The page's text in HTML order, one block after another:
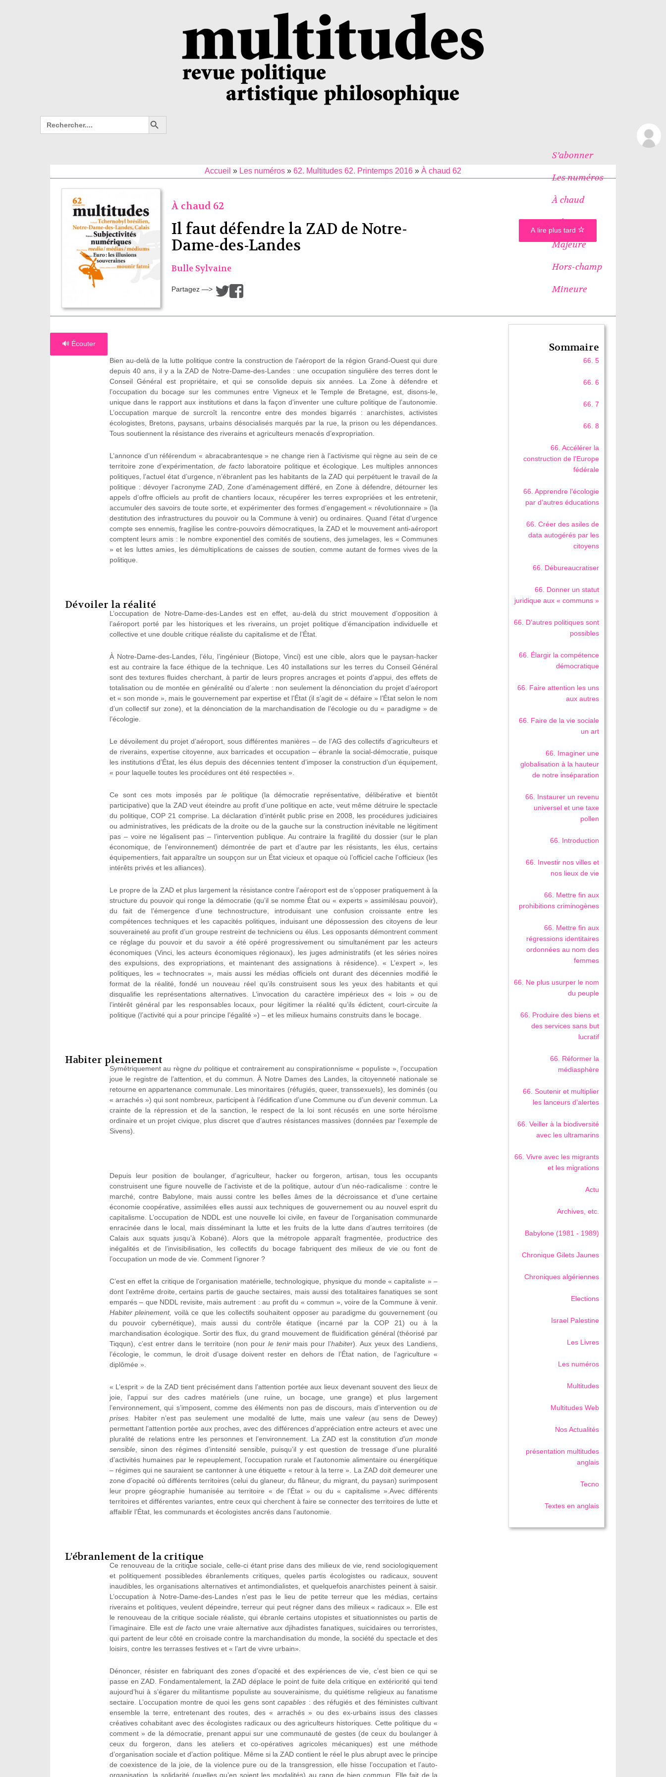
Search
for:
Search Button
S’abonner
Les numéros
À chaud
Icônes
Majeure
Hors-champ
Mineure
Accueil » Les numéros» 62. Multitudes 62. Printemps 2016» À chaud 62
À chaud 62
Il faut défendre la ZAD de Notre-
Dame-des-Landes
Bulle Sylvaine
Partagez —> /
🔊 Écouter
Bien au-delà de la lutte politique contre la construction de l’aéroport de la région Grand-Ouest qui dure
depuis 40 ans, il y a la ZAD de Notre-Dame-des-Landes : une occupation singulière des terres dont le
Conseil Général est propriétaire, et qui se consolide depuis six années. La Zone à défendre et
l’occupation du bocage sur les communes entre Vigneux et le Temple de Bretagne, est, disons-le,
unique dans le rapport aux institutions et dans la façon d’inventer une culture politique de l’autonomie.
L’occupation marque de surcroît la rencontre entre des mondes bigarrés : anarchistes, activistes
écologistes, Bretons, paysans, urbains désocialisés marqués par la rue, la prison ou les dépendances.
Tous soutiennent la résistance des riverains et agriculteurs menacés d’expropriation.
L’annonce d’un référendum « abracabrantesque » ne change rien à l’activisme qui règne au sein de ce
territoire zone d’expérimentation,de facto laboratoire politique et écologique. Les multiples annonces
politiques, l’actuel état d’urgence, n’ébranlent pas les habitants de la ZAD qui perpétuent le travail dela
politique : dévoyer l’acronyme ZAD, Zone d’aménagement différé, en Zone à défendre, détourner les
appels d’offre officiels au profit de chantiers locaux, récupérer les terres expropriées et les entretenir,
accumuler des savoirs de toute sorte, et expérimenter des formes d’engagement « révolutionnaire » (la
destitution des infrastructures du pouvoir ou la Commune à venir) ou ordinaires. Quand l’état d’urgence
compte ses ennemis, fragilise les contre-pouvoirs démocratiques, la ZAD et le mouvement anti-aéroport
comptent leurs amis : le nombre exponentiel des comités de soutiens, des jumelages, les « Communes
» et les luttes amies, les démultiplications de caisses de soutien, comme autant de formes vives de la
politique.
Dévoiler la réalité
L’occupation de Notre-Dame-des-Landes est en effet, au-delà du strict mouvement d’opposition à
l’aéroport porté par les historiques et les riverains, un projet politique d’émancipation individuelle et
collective et une double critique réaliste du capitalisme et de l’État.
À Notre-Dame-des-Landes, l’élu, l’ingénieur (Biotope, Vinci) est une cible, alors que le paysan-hacker
est au contraire la face éthique de la technique. Les 40 installations sur les terres du Conseil Général
sont des textures fluides cherchant, à partir de leurs propres ancrages et points d’appui, des effets de
totalisation ou de montée en généralité ou d’alerte : non seulement la dénonciation du projet d’aéroport
et « son monde », mais le gouvernement par expertise et l’État (il s’agit de « défaire » l’État selon le nom
d’un collectif sur zone), et la dénonciation de la marchandisation de l’écologie ou du « paradigme » de
l’écologie.
Le dévoilement du projet d’aéroport, sous différentes manières – de l’AG des collectifs d’agriculteurs et
de riverains, expertise citoyenne, aux barricades et occupation – ébranle la social-démocratie, puisque
les institutions d’État, les élus depuis des décennies tentent d’imposer la construction d’un équipement,
« pour laquelle toutes les procédures ont été respectées ».
Ce sont ces mots imposés par lepolitique (la démocratie représentative, délibérative et bientôt
participative) que la ZAD veut éteindre au profit d’une politique en acte, veut même détruire le spectacle
du politique, COP 21 comprise. La déclaration d’intérêt public prise en 2008, les procédures judiciaires
ou administratives, les prédicats de la droite ou de la gauche sur la construction inévitable ne légitiment
pas – voire ne légalisent pas – l’intervention publique. Au contraire la fragilité du dossier (sur le plan
économique, de l’environnement) démontrée de part et d’autre par les résistants, les élus, certains
équipementiers, fait apparaître un soupçon sur un État vicieux et opaque où l’officiel cache l’officieux (les
intérêts privés et les alliances).
Le propre de la ZAD et plus largement la résistance contre l’aéroport est de s’opposer pratiquement à la
structure du pouvoir qui ronge la démocratie (qu’il se nomme État ou « experts » assimilésau pouvoir),
du fait de l’émergence d’une technostructure, introduisant une confusion croissante entre les
compétences techniques et les capacités politiques, induisant une dépossession des citoyens de leur
souveraineté au profit d’un groupe restreint de techniciens ou élus. Les opposants démontrent comment
ce réglage du pouvoir et du savoir a été opéré progressivement ou simultanément par les acteurs
économiques (Vinci, les acteurs économiques régionaux), les juges administratifs (et les séries noires
des expulsions, des expropriations, et maintenant des assignations à résidence). « L’expert », les
politiques, les « technocrates », mais aussi les médias officiels ont durant des décennies modifié le
format de la réalité, fondé un nouveau réel qu’ils construisent sous les yeux des habitants et qui
disqualifie les représentations alternatives. L’invocation du caractère impérieux des « lois » ou de
l’intérêt général par les responsables locaux, pour légitimer la réalité qu’ils édictent, court-circuitela
politique (l’activité qui a pour principe l’égalité ») – et les milieux humains construits dans le bocage.
Habiter pleinement
Symétriquement au règnedu politique et contrairement au conspirationnisme « populiste », l’occupation
joue le registre de l’attention, et du commun. À Notre Dames des Landes, la citoyenneté nationale se
retourne en appartenance communale. Les minoritaires (réfugiés, queer, transsexuels), les dominés (ou
« arrachés ») qui sont nombreux, participent à l’édification d’une Commune ou d’un devenir commun. La
crainte de la répression et de la sanction, le respect de la loi sont récusés en une sorte héroïsme
ordinaire et un projet civique, plus discret que d’autres résistances massives (données par l’exemple de
Sivens).
Depuis leur position de boulanger, d’agriculteur, hacker ou forgeron, artisan, tous les occupants
construisent une figure nouvelle de l’activiste et de la politique, autour d’un néo-radicalisme : contre le
marché, contre Babylone, mais aussi contre les belles âmes de la décroissance et d’une certaine
économie coopérative, assimilées elles aussi aux techniques de gouvernement ou au nouvel esprit du
capitalisme. L’occupation de NDDL est une nouvelle loi civile, en faveur de l’organisation communarde
enracinée dans le local, mais disséminant la lutte et les fruits de la lutte dans d’autres territoires (de
Calais aux squats jusqu’à Kobané). Alors que la métropole apparaît fragmentée, productrice des
inégalités et de l’invisibilisation, les collectifs du bocage fabriquent des milieux de vie ou font de
l’occupation un mode de vie. Comment l’ignorer ?
C’est en effet la critique de l’organisation matérielle, technologique, physique du monde « capitaliste » –
dont l’extrême droite, certains partis de gauche sectaires, mais aussi des totalitaires fanatiques se sont
emparés – que NDDL revisite, mais autrement : au profit du « commun », voire de la Commune à venir.
Habiter pleinement, voilà ce que les collectifs souhaitent opposer au paradigme du gouvernement (ou
du pouvoir cybernétique), mais aussi du contrôle étatique (incarné par la COP 21) ou à la
marchandisation écologique. Sortir des flux, du grand mouvement de fluidification général (théorisé par
Tiqqun), c’est entrer dans le territoire (non pour le tenirmais pour l’habiter). Aux yeux des Landiens,
l’écologie, le commun, le droit d’usage doivent rester en dehors de l’État nation, de l’agriculture «
diplômée ».
« L’esprit » de la ZAD tient précisément dans l’attention portée aux lieux devenant souvent des lieux de
joie, l’appui sur des cadres matériels (une ruine, un bocage, une grange) et plus largement
l’environnement, qui s’imposent, comme des éléments non pas de discours, mais d’intervention oude
prises.
Habiter n’est pas seulement une modalité de lutte, mais une valeur(au sens de Dewey)
permettant l’attention portée aux proches, avec des différences d’appréciation entre acteurs et avec une
pluralité de relations entre les personnes et l’environnement. La ZAD est la constitution d’un monde
sensible, sinon des régimes d’intensité sensible, puisqu’il y est question de tressage d’une pluralité
d’activités humaines par le repeuplement, l’occupation rurale et l’autonomie alimentaire ou énergétique
– régimes qui ne sauraient se cantonner à une étiquette « retour à la terre ». La ZAD doit demeurer une
zone d’opacité où différents territoires (celui du glaneur, du flâneur, du migrant, du paysan) surimposent
leur propre géographie humanisée au territoire « de l’État » ou du « capitalisme ».Avec différents
territoires et différentes variantes, entre ceux qui cherchent à faire se connecter des territoires de lutte et
affaiblir l’État, les communards et écologistes ancrés dans l’autonomie.
L’ébranlement de la critique
Ce renouveau de la critique sociale, celle-ci étant prise dans des milieux de vie, rend sociologiquement
et politiquement possibledes ébranlements critiques, queles partis écologistes ou radicaux, souvent
inaudibles, les organisations alternatives et antimondialistes, et quelquefois anarchistes peinent à saisir.
L’occupation à Notre-Dame-des-Landes n’est pas le lieu de petite terreur que les médias, certains
riverains et politiques, veulent dépeindre, terreur qui peut régner dans des milieux « radicaux ». Elle est
le renouveau de la critique sociale réaliste, qui ébranle certains utopistes et situationnistes ou partis de
l’imaginaire. Elle est de factoune vraie alternative aux djihadistes fanatiques, suicidaires ou terroristes,
qui partent de leur côté en croisade contre la marchandisation du monde, la société du spectacle et des
loisirs, contre les terrasses festives et « l’art de vivre urbain».
Dénoncer, résister en fabriquant des zones d’opacité et des expériences de vie, c’est bien ce qui se
passe en ZAD. Fondamentalement, la ZAD déplace le point de fuite dela critique en extériorité qui tend
aujourd’hui à s’égarer du militantisme populiste au souverainisme, du quiétisme religieux au fanatisme
sectaire. L’occupation montre de quoi les gens sontcapables : des réfugiés et des féministes cultivant
ensemble la terre, entretenant des routes, des « arrachés » ou des ex-urbains issus des classes
créatives cohabitant avec des écologistes radicaux ou des agriculteurs historiques. Cette politique du «
comment » de la démocratie, prenant appui sur une communauté de gestes (de ceux du boulanger à
ceux du forgeron, dans les ateliers et co-opératives agricoles mécaniques) est une méthode
d’organisation sociale et d’action politique. Même si la ZAD contient le réel le plus abrupt avec le principe
de coexistence de la joie, de la violence pure ou de la transgression, elle hisse l’occupation et l’auto-
organisation, la solidarité (quelles qu’en soient les modalités) au rang de bien commun. Elle fait de la
A lire plus tard
Sommaire
66. 5
66. 6
66. 7
66. 8
66. Accélérer la
construction de l’Europe
fédérale
66. Apprendre l’écologie
par d’autres éducations
66. Créer des asiles de
data autogérés par les
citoyens
66. Débureaucratiser
66. Donner un statut
juridique aux « communs »
66. D’autres politiques sont
possibles
66. Élargir la compétence
démocratique
66. Faire attention les uns
aux autres
66. Faire de la vie sociale
un art
66. Imaginer une
globalisation à la hauteur
de notre inséparation
66. Instaurer un revenu
universel et une taxe
pollen
66. Introduction
66. Investir nos villes et
nos lieux de vie
66. Mettre fin aux
prohibitions criminogènes
66. Mettre fin aux
régressions identitaires
ordonnées au nom des
femmes
66. Ne plus usurper le nom
du peuple
66. Produire des biens et
des services sans but
lucratif
66. Réformer la
médiasphère
66. Soutenir et multiplier
les lanceurs d’alertes
66. Veiller à la biodiversité
avec les ultramarins
66. Vivre avec les migrants
et les migrations
Actu
Archives, etc.
Babylone (1981 - 1989)
Chronique Gilets Jaunes
Chroniques algériennes
Elections
Israel Palestine
Les Livres
Les numéros
Multitudes
Multitudes Web
Nos Actualités
présentation multitudes
anglais
Tecno
Textes en anglais